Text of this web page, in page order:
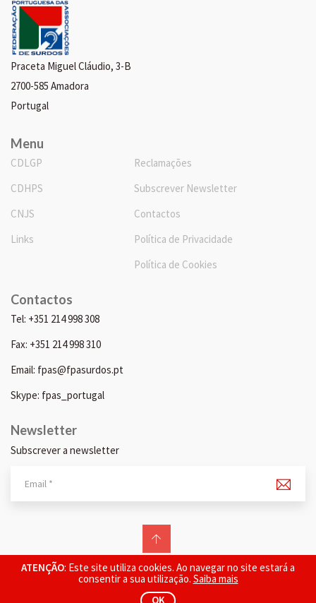
ATENÇÃO: Este site utiliza cookies. Ao navegar no site estará a
consentir a sua utilização. Saiba mais
OK
Praceta Miguel Cláudio, 3-B
2700-585 Amadora
Portugal
Menu
CDLGP
CDHPS
CNJS
Links
Reclamações
Subscrever Newsletter
Contactos
Política de Privacidade
Política de Cookies
Contactos
Tel: +351 214 998 308
Fax: +351 214 998 310
Email: fpas@fpasurdos.pt
Skype: fpas_portugal
Newsletter
Subscrever a newsletter
© 2026 FPAS. Todos os direitos reservados.